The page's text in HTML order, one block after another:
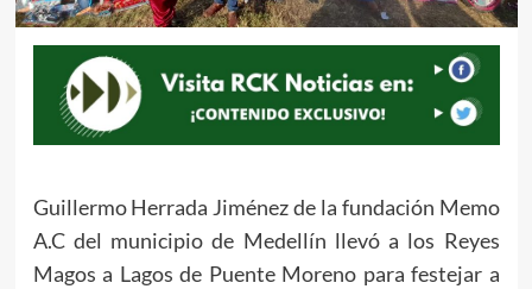
Guillermo Herrada Jiménez de la fundación Memo
A.C del municipio de Medellín llevó a los Reyes
Magos a Lagos de Puente Moreno para festejar a